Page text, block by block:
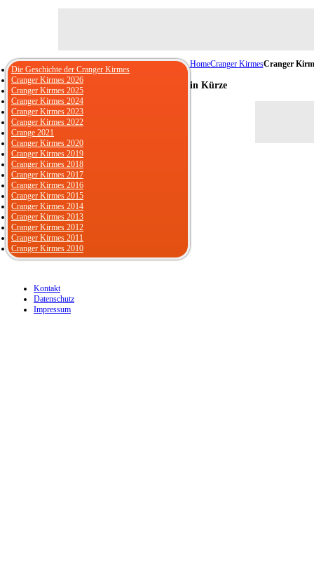
HomeCranger KirmesCranger
in Kürze
Die Geschichte der Cranger Kirmes
Cranger Kirmes 2026
Cranger Kirmes 2025
Cranger Kirmes 2024
Cranger Kirmes 2023
Cranger Kirmes 2022
Crange 2021
Cranger Kirmes 2020
Cranger Kirmes 2019
Cranger Kirmes 2018
Cranger Kirmes 2017
Cranger Kirmes 2016
Cranger Kirmes 2015
Cranger Kirmes 2014
Cranger Kirmes 2013
Cranger Kirmes 2012
Cranger Kirmes 2011
Cranger Kirmes 2010
Kontakt
Datenschutz
Impressum